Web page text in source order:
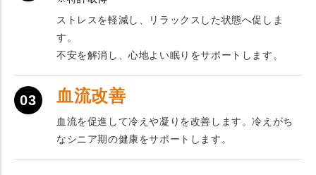
ストレスを軽減し、リラックスした状態へ促しま
す。
不安を解消し、心地よい眠りをサポートします。
03 血流改善
血流を促進して冷えや凝りを改善します。冷えがち
なシニア期の健康をサポートします。